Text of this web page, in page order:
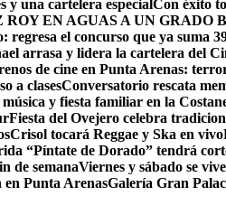
y una cartelera especialCon éxito
EN AGUAS A UN GRADO
regresa el concurso que ya suma
arrasa y lidera la cartelera del
de cine en Punta Arenas:
a clasesConversatorio rescata
y fiesta familiar en la
Fiesta del Ovejero celebra
Crisol tocará Reggae y Ska en vivo
“Píntate de Dorado” tendrá
de semanaViernes y sábado se
en Punta ArenasGalería Gran